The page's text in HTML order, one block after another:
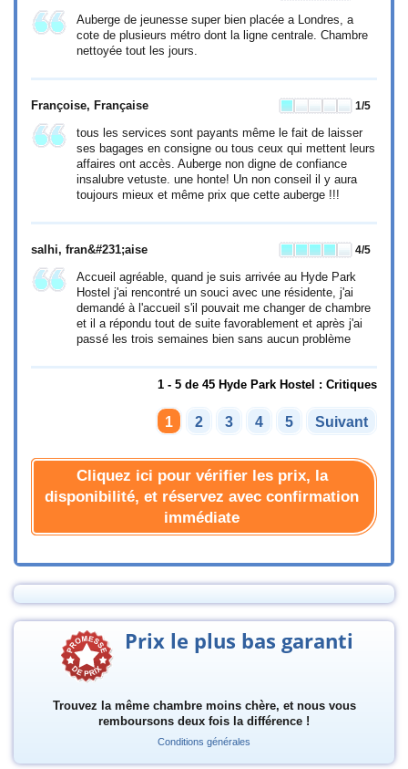
Auberge de jeunesse super bien placée a Londres, a
cote de plusieurs métro dont la ligne centrale. Chambre
nettoyée tout les jours.
Françoise, Française 1/5
tous les services sont payants même le fait de laisser
ses bagages en consigne ou tous ceux qui mettent leurs
affaires ont accès. Auberge non digne de confiance
insalubre vetuste. une honte! Un non conseil il y aura
toujours mieux et même prix que cette auberge !!!
salhi, fran&#231;aise 4/5
Accueil agréable, quand je suis arrivée au Hyde Park
Hostel j'ai rencontré un souci avec une résidente, j'ai
demandé à l'accueil s'il pouvait me changer de chambre
et il a répondu tout de suite favorablement et après j'ai
passé les trois semaines bien sans aucun problème
1 - 5 de 45 Hyde Park Hostel : Critiques
1 2 3 4 5 Suivant
Cliquez ici pour vérifier les prix, la
disponibilité, et réservez avec confirmation
immédiate
Prix le plus bas garanti
Trouvez la même chambre moins chère, et nous vous
remboursons deux fois la différence !
Conditions générales